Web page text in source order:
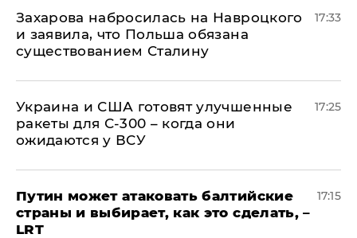
​Захарова набросилась на Навроцкого
и заявила, что Польша обязана
существованием Сталину
17:33
Украина и США готовят улучшенные
ракеты для С-300 – когда они
ожидаются у ВСУ
17:25
Путин может атаковать балтийские
страны и выбирает, как это сделать, –
LRT
17:15